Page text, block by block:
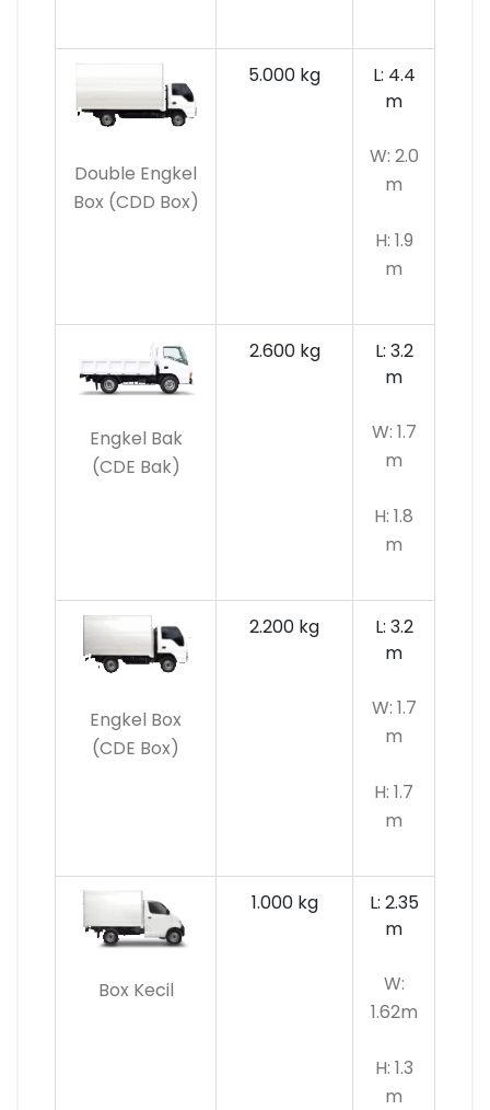
Double Engkel
Box (CDD Box)
5.000 kg
L: 4.4
m
W: 2.0
m
H: 1.9
m
Engkel Bak
(CDE Bak)
2.600 kg
L: 3.2
m
W: 1.7
m
H: 1.8
m
Engkel Box
(CDE Box)
2.200 kg
L: 3.2
m
W: 1.7
m
H: 1.7
m
Box Kecil
1.000 kg
L: 2.35
m
W:
1.62m
H: 1.3
m